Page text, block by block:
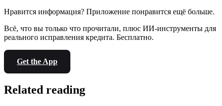
Нравится информация? Приложение понравится ещё больше.
Всё, что вы только что прочитали, плюс ИИ-инструменты для
реального исправления кредита. Бесплатно.
Get the App
Related reading